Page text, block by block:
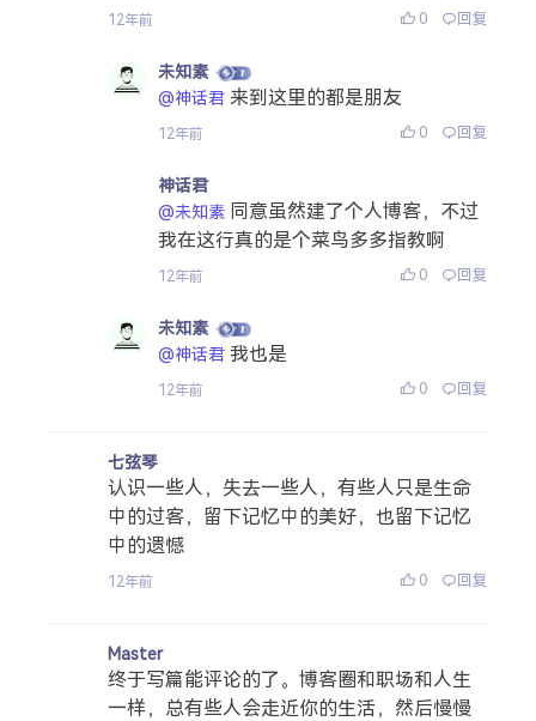
12年前 0 回复
未知素
@神话君 来到这里的都是朋友
12年前 0 回复
神话君
@未知素 同意虽然建了个人博客，不过
我在这行真的是个菜鸟多多指教啊
12年前 0 回复
未知素
@神话君 我也是
12年前 0 回复
七弦琴
认识一些人，失去一些人，有些人只是生命
中的过客，留下记忆中的美好，也留下记忆
中的遗憾
12年前 0 回复
Master
终于写篇能评论的了。博客圈和职场和人生
一样，总有些人会走近你的生活，然后慢慢